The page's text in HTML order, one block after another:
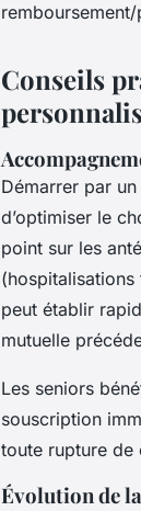
Conseils
Démarrer par un
d’optimiser le
point sur les
peut établir
mutuelle
Les seniors
souscription
toute rupture de
Évolution de